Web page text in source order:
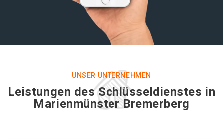
UNSER UNTERNEHMEN
Leistungen des Schlüsseldienstes in
Marienmünster Bremerberg